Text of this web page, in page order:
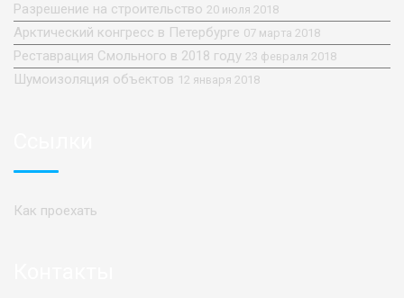
Разрешение на строительство 20 июля 2018
Арктический конгресс в Петербурге 07 марта 2018
Реставрация Смольного в 2018 году 23 февраля 2018
Шумоизоляция объектов 12 января 2018
Как проехать